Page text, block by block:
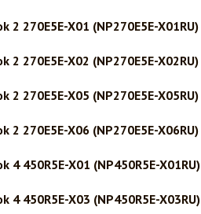
2 270E5E-X01 (NP270E5E-X01RU)
2 270E5E-X02 (NP270E5E-X02RU)
2 270E5E-X05 (NP270E5E-X05RU)
2 270E5E-X06 (NP270E5E-X06RU)
4 450R5E-X01 (NP450R5E-X01RU)
4 450R5E-X03 (NP450R5E-X03RU)